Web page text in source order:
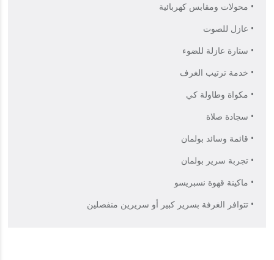
• محولات ومقابس كهربائية
• عازل للصوت
• ستارة عازلة للضوء
• خدمة ترتيب الغرف
• مكواة وطاولة كي
• سجادة صلاة
• قائمة وسائد بولمان
• تجربة سرير بولمان
• ماكينة قهوة نسبريسو
• تتوافر الغرفة بسرير كبير أو سريرين منفصلين